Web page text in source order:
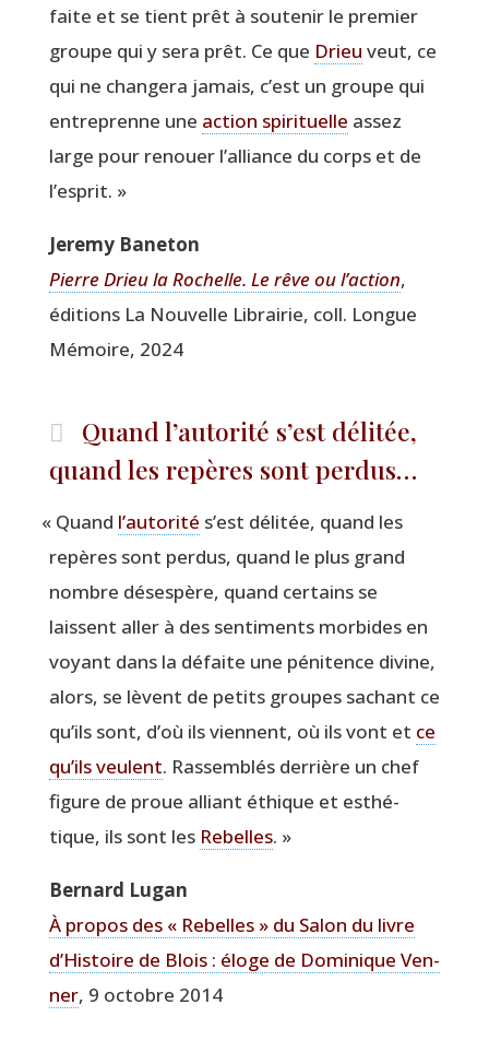
faite et se tient prêt à sou­te­nir le pre­mier
groupe qui y sera prêt. Ce que Drieu veut, ce
qui ne chan­ge­ra jamais, c’est un groupe qui
entre­prenne une action spi­ri­tuelle assez
large pour renouer l’alliance du corps et de
l’esprit. »
Jere­my Baneton
Pierre Drieu la Rochelle. Le rêve ou l’action,
édi­tions La Nou­velle Librai­rie, coll. Longue
Mémoire, 2024
Quand l’autorité s’est délitée,
quand les repères sont perdus…
« Quand l’autorité s’est déli­tée, quand les
repères sont per­dus, quand le plus grand
nombre déses­père, quand cer­tains se
laissent aller à des sen­ti­ments mor­bides en
voyant dans la défaite une péni­tence divine,
alors, se lèvent de petits groupes sachant ce
qu’ils sont, d’où ils viennent, où ils vont et ce
qu’ils veulent. Ras­sem­blés der­rière un chef
figure de proue alliant éthique et esthé­
tique, ils sont les Rebelles. »
Ber­nard Lugan
À pro­pos des « Rebelles » du Salon du livre
d’Histoire de Blois : éloge de Domi­nique Ven­
ner, 9 octobre 2014